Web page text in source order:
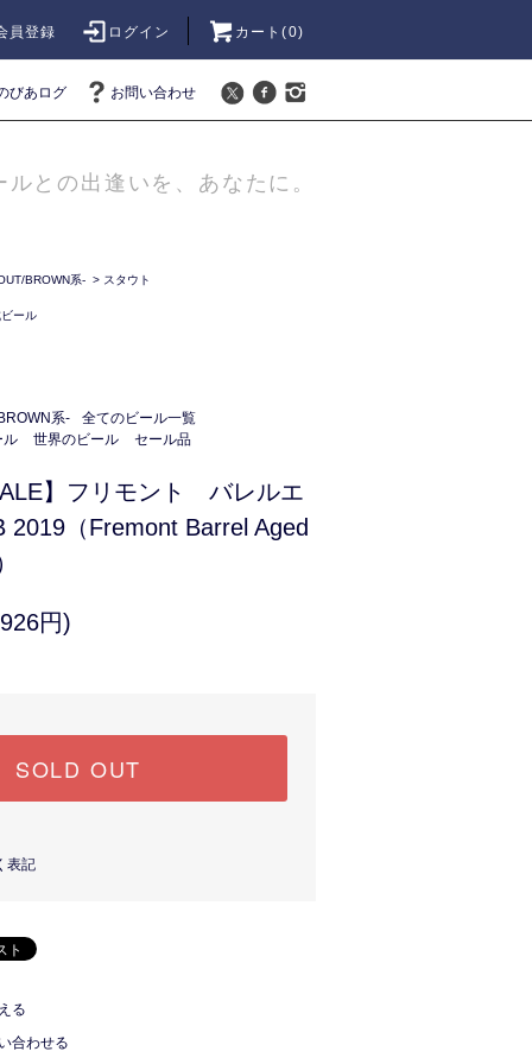
員登録 ログイン カート(0)
びあログ お問い合わせ
との出逢いを、あなたに。
BROWN系- > スタウト
ール
系-
全てのビール一覧
ル
世界のビール セール品
】フリモント バレルエ
2019（Fremont Barrel Aged
円)
SOLD OUT
表記
る
合わせる